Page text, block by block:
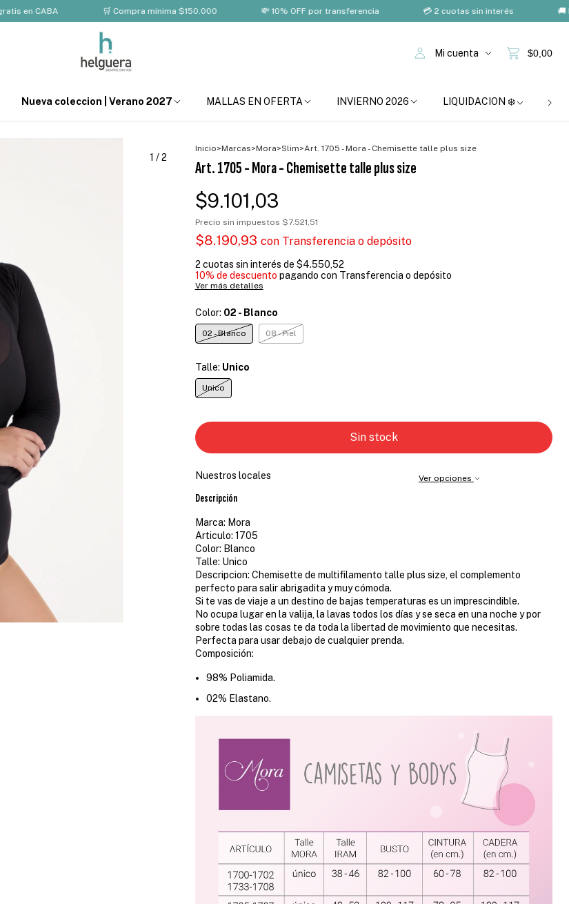
CABA 🛒 Compra mínima $150.000 💸 10% OFF por transferencia 💳 2 cuotas sin interés 🚚 Envío
Mi cuenta $0,00
Nueva coleccion | Verano 2027 MALLAS EN OFERTA INVIERNO 2026 LIQUIDACION ❄️
1 /2
Inicio>Marcas>Mora>Slim>Art. 1705 - Mora - Chemisette talle plus size
Art. 1705 - Mora - Chemisette talle plus size
$9.101,03
Precio sin impuestos $7.521,51
$8.190,93 con Transferencia o depósito
2 cuotas sin interés de $4.550,52
10% de descuento pagando con Transferencia o depósito
Ver más detalles
Color: 02 - Blanco
02 - Blanco 08 - Piel
Talle: Unico
Unico
Nuestros locales Ver opciones
Descripción
Marca: Mora
Articulo: 1705
Color: Blanco
Talle: Unico
Descripcion: Chemisette de multifilamento talle plus size, el complemento
perfecto para salir abrigadita y muy cómoda.
Si te vas de viaje a un destino de bajas temperaturas es un imprescindible.
No ocupa lugar en la valija, la lavas todos los días y se seca en una noche y por
sobre todas las cosas te da toda la libertad de movimiento que necesitas.
Perfecta para usar debajo de cualquier prenda.
Composición:
98% Poliamida.
02% Elastano.